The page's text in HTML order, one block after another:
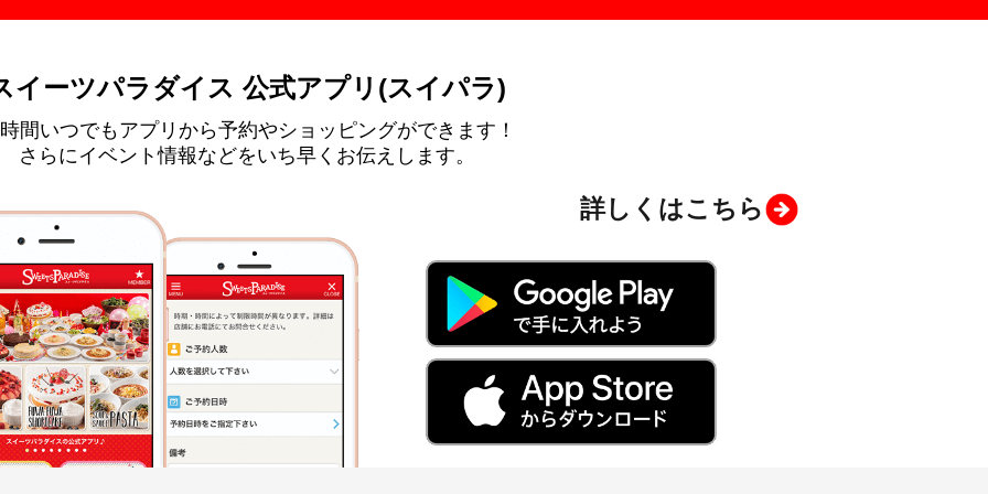
イーツパラダイス 公式アプリ(スイパラ)
間いつでもアプリから予約やショッピングができます！
さらにイベント情報などをいち早くお伝えします。
詳しくはこちら